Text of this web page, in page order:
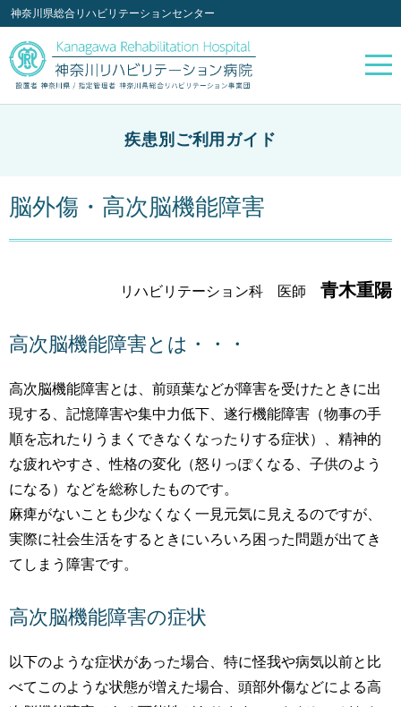
神奈川県総合リハビリテーションセンター
疾患別ご利用ガイド
脳外傷・高次脳機能障害
リハビリテーション科 医師 青木重陽
高次脳機能障害とは・・・
高次脳機能障害とは、前頭葉などが障害を受けたときに出
現する、記憶障害や集中力低下、遂行機能障害（物事の手
順を忘れたりうまくできなくなったりする症状）、精神的
な疲れやすさ、性格の変化（怒りっぽくなる、子供のよう
になる）などを総称したものです。
麻痺がないことも少なくなく一見元気に見えるのですが、
実際に社会生活をするときにいろいろ困った問題が出てき
てしまう障害です。
高次脳機能障害の症状
以下のような症状があった場合、特に怪我や病気以前と比
べてこのような状態が増えた場合、頭部外傷などによる高